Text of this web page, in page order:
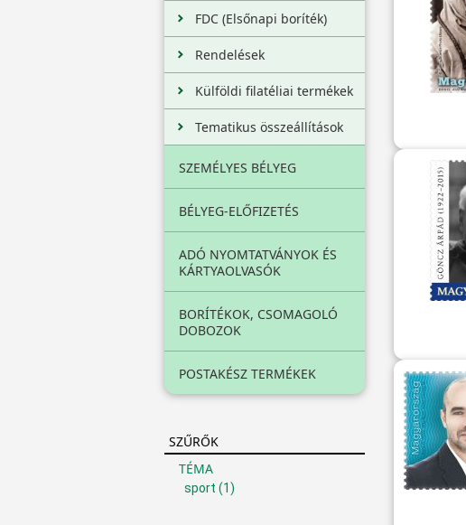
FDC (Elsőnapi boríték)
Rendelések
Külföldi filatéliai termékek
Tematikus összeállítások
SZEMÉLYES BÉLYEG
BÉLYEG-ELŐFIZETÉS
ADÓ NYOMTATVÁNYOK ÉS
KÁRTYAOLVASÓK
BORÍTÉKOK, CSOMAGOLÓ
DOBOZOK
POSTAKÉSZ TERMÉKEK
SZŰRŐK
TÉMA
sport (1)